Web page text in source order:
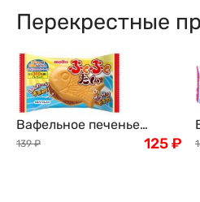
Перекрестные
Вафельное печенье
"Тайяки" Meito, Япония,
139 ₽ 125₽